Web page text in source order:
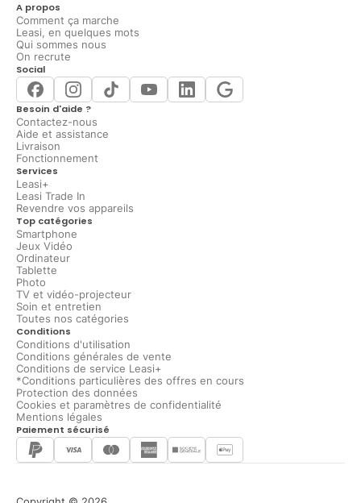
A propos
Comment ça marche
Leasi, en quelques mots
Qui sommes nous
On recrute
Social
Besoin d'aide ?
Contactez-nous
Aide et assistance
Livraison
Fonctionnement
Services
Leasi+
Leasi Trade In
Revendre vos appareils
Top catégories
Smartphone
Jeux Vidéo
Ordinateur
Tablette
Photo
TV et vidéo-projecteur
Soin et entretien
Toutes nos catégories
Conditions
Conditions d'utilisation
Conditions générales de vente
Conditions de service Leasi+
*Conditions particulières des offres en cours
Protection des données
Cookies et paramètres de confidentialité
Mentions légales
Paiement sécurisé